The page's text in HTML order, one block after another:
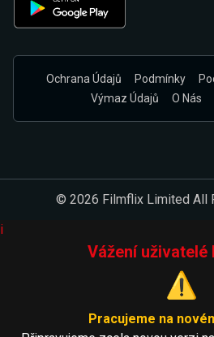
Ochrana Údajů Podmínky
Výmaz Údajů
O Nás
© 2026 Filmflix Limited All
i
Vážení uživatelé
⚠️
Pracujeme na